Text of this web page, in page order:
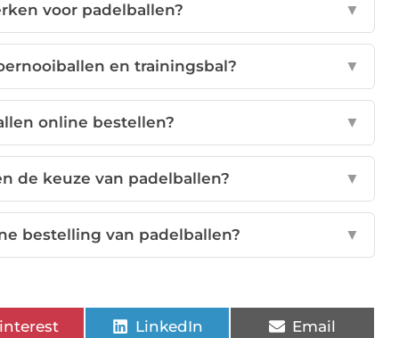
voor padelballen? ▼
en trainingsbal? ▼
online bestellen? ▼
de keuze van padelballen? ▼
bestelling van padelballen? ▼
LinkedIn Email